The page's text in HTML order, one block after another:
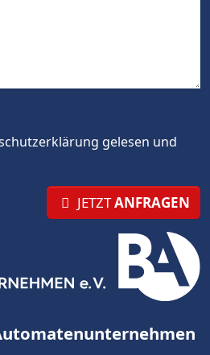
gelesen und
JETZTANFRAGEN